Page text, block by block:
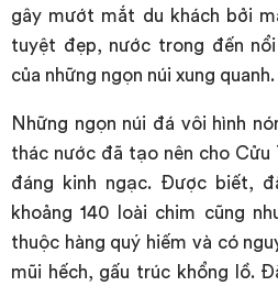
gây mướt mắt du khách bởi
tuyệt đẹp, nước trong đến
của những ngọn núi xung quanh.
Những ngọn núi đá vôi hình
thác nước đã tạo nên cho Cửu
đáng kinh ngạc. Được biết,
khoảng 140 loài chim cũng
thuộc hàng quý hiếm và có
mũi hếch, gấu trúc khổng lồ.